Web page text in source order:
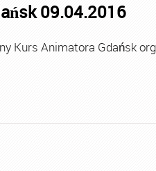
09.04.2016
Kurs Animatora Gdańsk